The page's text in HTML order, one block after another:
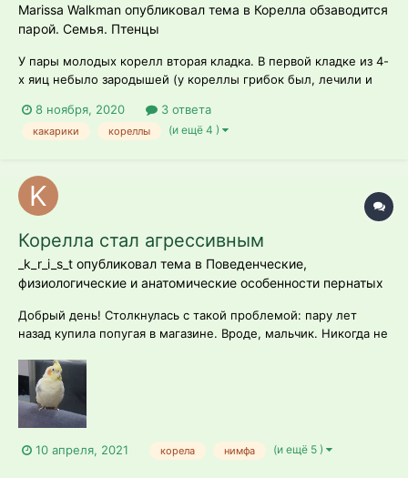
Marissa Walkman опубликовал тема в Корелла обзаводится
парой. Семья. Птенцы
У пары молодых корелл вторая кладка. В первой кладке из 4-
х яиц небыло зародышей (у кореллы грибок был, лечили и
хорошо родители сидели, зародыши были, двигались, но на
последних сроках все яйца замерли и начали разлагаться.
8 ноября, 2020 3 ответа
какарики кореллы (и ещё 4 )
Корелла стал агрессивным
_k_r_i_s_t опубликовал тема в Поведенческие,
физиологические и анатомические особенности пернатых
Добрый день! Столкнулась с такой проблемой: пару лет
назад купила попугая в магазине. Вроде, мальчик. Никогда не
целом, жили довольно дружно. Недавно ко мне переехал
парень. Попугай начал игнорировать меня: все проявления
любви доставались молодо...
10 апреля, 2021 корела нимфа (и ещё 5 )